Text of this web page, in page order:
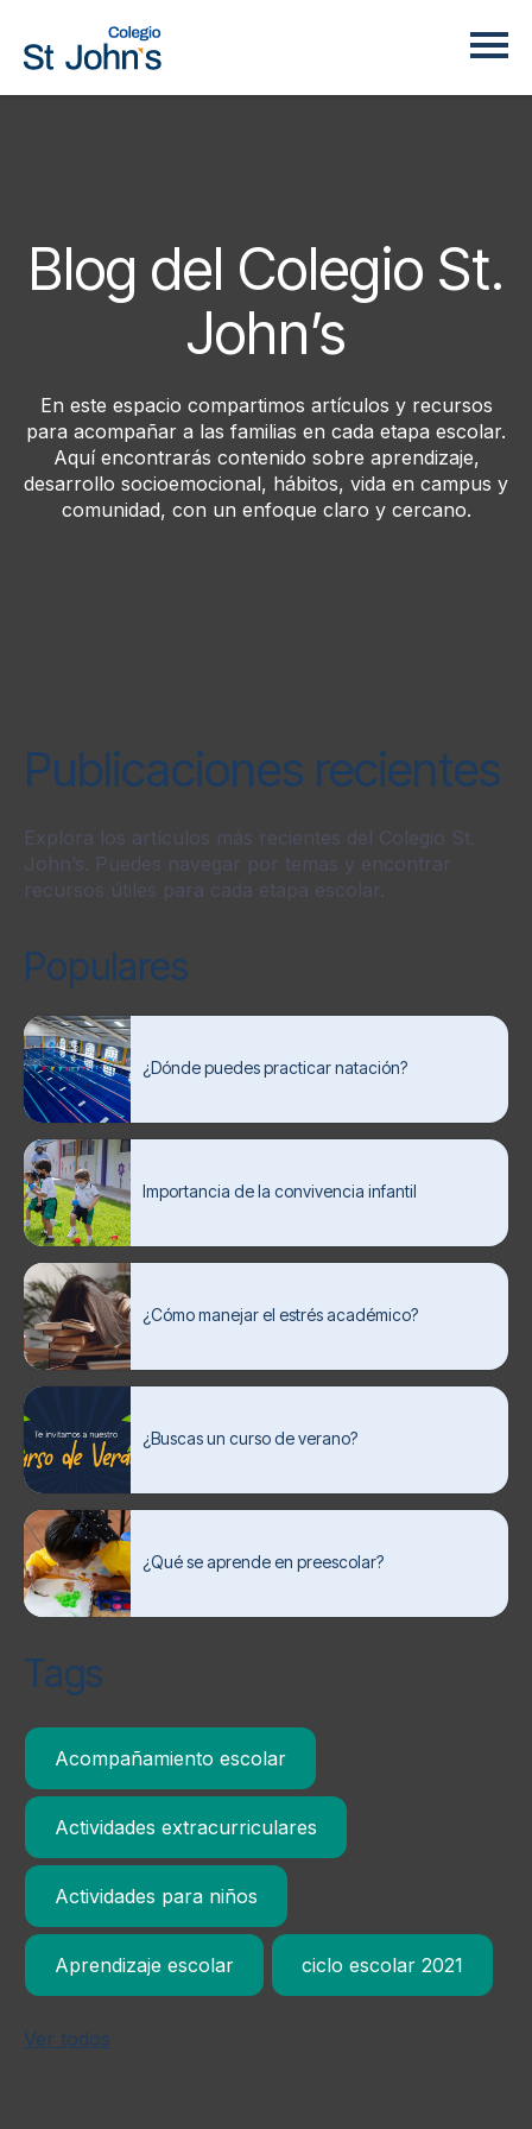
Blog del Colegio St.
John’s
En este espacio compartimos artículos y recursos
para acompañar a las familias en cada etapa escolar.
Aquí encontrarás contenido sobre aprendizaje,
desarrollo socioemocional, hábitos, vida en campus y
comunidad, con un enfoque claro y cercano.
Publicaciones recientes
Explora los artículos más recientes del Colegio St.
John’s. Puedes navegar por temas y encontrar
recursos útiles para cada etapa escolar.
Populares
¿Dónde puedes practicar natación?
Importancia de la convivencia infantil
¿Cómo manejar el estrés académico?
¿Buscas un curso de verano?
¿Qué se aprende en preescolar?
Tags
Acompañamiento escolar
Actividades extracurriculares
Actividades para niños
Aprendizaje escolar ciclo escolar 2021
Ver todos